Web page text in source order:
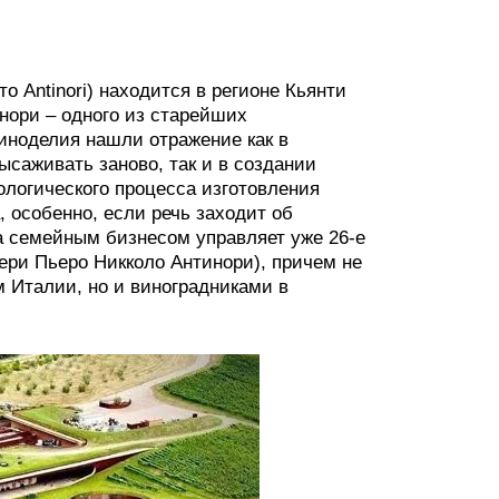
Antinori) находится в регионе Кьянти
– одного из старейших
нашли отражение как в
заново, так и в создании
процесса изготовления
особенно, если речь заходит об
семейным бизнесом управляет уже 26-е
Пьеро Никколо Антинори), причем не
Италии, но и виноградниками в